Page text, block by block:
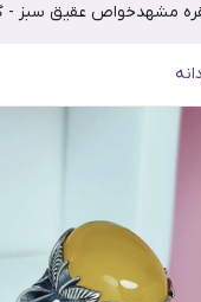
مشهدخواص عقیق سبز -